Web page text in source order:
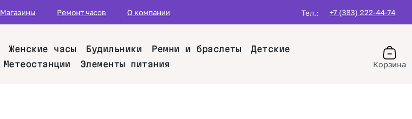
Магазины Ремонт часов О компании Тел.: +7 (383) 222-44-74
Женские часы Будильники Ремни и браслеты
Детские
Метеостанции Элементы питания Корзина